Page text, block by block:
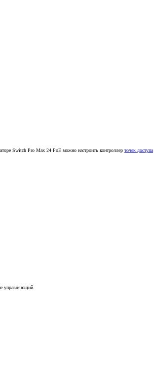
Switch Pro Max 24 PoE можно настроить контроллер точек доступа
управляющий.